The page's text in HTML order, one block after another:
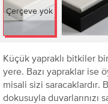
Çerçeve yok
Küçük yapraklı bitkiler
yere. Bazı yapraklar ise
misali sizi saracaklardır.
dokusuyla duvarlarınızı